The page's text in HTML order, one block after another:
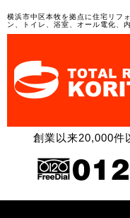
横浜市中区本牧を拠点に住宅リフ
ン、トイレ、浴室、オール電化、
創業以来20,000件